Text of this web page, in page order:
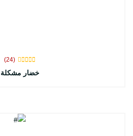
(24)
خضار مشكلة